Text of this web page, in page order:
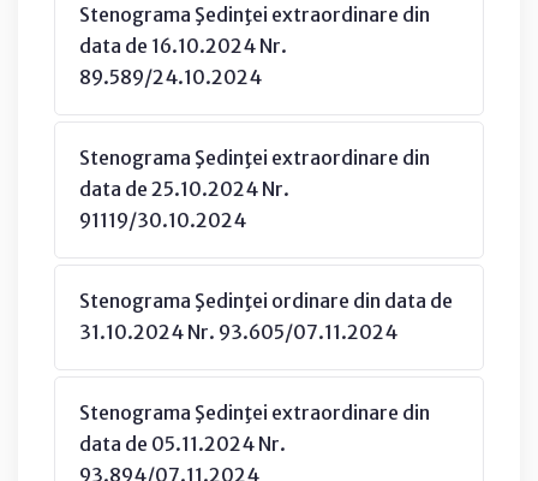
Stenograma Şedinţei extraordinare din
data de 16.10.2024 Nr.
89.589/24.10.2024
Stenograma Şedinţei extraordinare din
data de 25.10.2024 Nr.
91119/30.10.2024
Stenograma Şedinţei ordinare din data de
31.10.2024 Nr. 93.605/07.11.2024
Stenograma Şedinţei extraordinare din
data de 05.11.2024 Nr.
93.894/07.11.2024